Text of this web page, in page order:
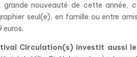
grande nouveauté de cette année,
seul(e), en famille ou entre
euros.
Circulation(s) investit aussi